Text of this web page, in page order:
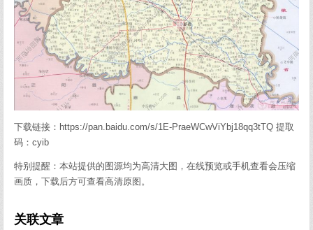
下载链接：https://pan.baidu.com/s/1E-PraeWCwViYbj18qq3tTQ 提取
码：cyib
特别提醒：本站提供的图源均为高清大图，在线预览或手机查看会压缩
画质，下载后方可查看高清原图。
关联文章